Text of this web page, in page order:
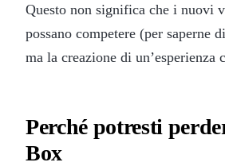
Questo non significa che i nuovi
possano competere (per saperne
ma la creazione di un’esperienza
Perché potresti
Box